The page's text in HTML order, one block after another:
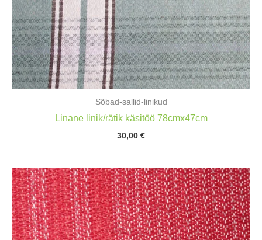
Sõbad-sallid-linikud
Linane linik/rätik käsitöö 78cmx47cm
30,00 €